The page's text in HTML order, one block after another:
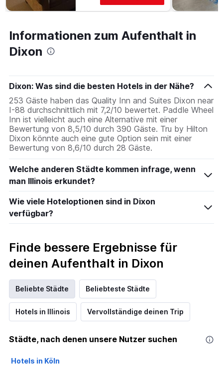
Informationen zum Aufenthalt in
Dixon
Dixon: Was sind die besten Hotels in der Nähe?
253 Gäste haben das Quality Inn and Suites Dixon near
I-88 durchschnittlich mit 7,2/10 bewertet. Paddle Wheel
Inn ist vielleicht auch eine Alternative mit einer
Bewertung von 8,5/10 durch 390 Gäste. Tru by Hilton
Dixon könnte auch eine gute Option sein mit einer
Bewertung von 8,6/10 durch 28 Gäste.
Welche anderen Städte kommen infrage, wenn
man Illinois erkundet?
Wie viele Hoteloptionen sind in Dixon
verfügbar?
Finde bessere Ergebnisse für
deinen Aufenthalt in Dixon
Beliebte Städte Beliebteste Städte
Hotels in Illinois Vervollständige deinen Trip
Städte, nach denen unsere Nutzer suchen
Hotels in Köln